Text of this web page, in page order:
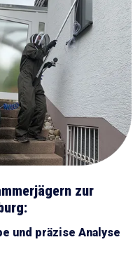
zur
:
und präzise Analyse